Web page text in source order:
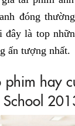
đóng
đây là top
ấn tượng nhất.
hay